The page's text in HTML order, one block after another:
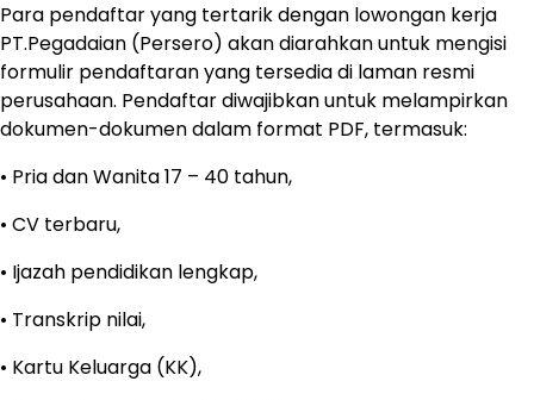
Para pendaftar yang tertarik dengan lowongan kerja
PT.Pegadaian (Persero) akan diarahkan untuk mengisi
formulir pendaftaran yang tersedia di laman resmi
perusahaan. Pendaftar diwajibkan untuk melampirkan
dokumen-dokumen dalam format PDF, termasuk:
• Pria dan Wanita 17 – 40 tahun,
• CV terbaru,
• Ijazah pendidikan lengkap,
• Transkrip nilai,
• Kartu Keluarga (KK),